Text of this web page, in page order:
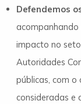
Defendemos
impacto no
Autoridades
públicas, com o
consideradas e